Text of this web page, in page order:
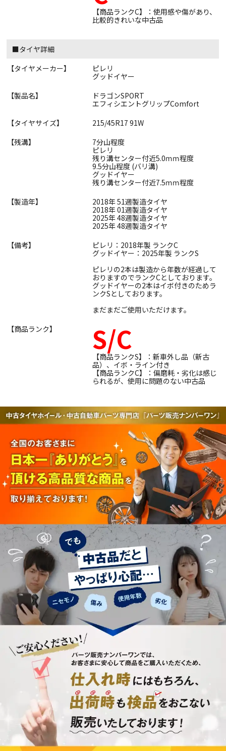
【商品ランクC】：使用感や傷があり、
比較的きれいな中古品
■タイヤ詳細
【タイヤメーカー】
ピレリ
グッドイヤー
【製品名】
ドラゴンSPORT
エフィシエントグリップComfort
【タイヤサイズ】
215/45R17 91W
【残溝】
7分山程度
ピレリ
残り溝センター付近5.0ｍｍ程度
9.5分山程度 (バリ溝)
グッドイヤー
残り溝センター付近7.5ｍｍ程度
【製造年】
2018年 51週製造タイヤ
2018年 01週製造タイヤ
2025年 48週製造タイヤ
2025年 48週製造タイヤ
【備考】
ピレリ：2018年製 ランクC
グッドイヤー：2025年製 ランクS
ピレリの2本は製造から年数が経過して
おりますのでランクCとしております。
グッドイヤーの2本はイボ付きのためラ
ンクSとしております。
まだまだご使用いただけます。
【商品ランク】
S/C
【商品ランクS】：新車外し品（新古
品）、イボ・ライン付き
【商品ランクC】：偏磨耗・劣化は感じ
られるが、使用に問題のない中古品